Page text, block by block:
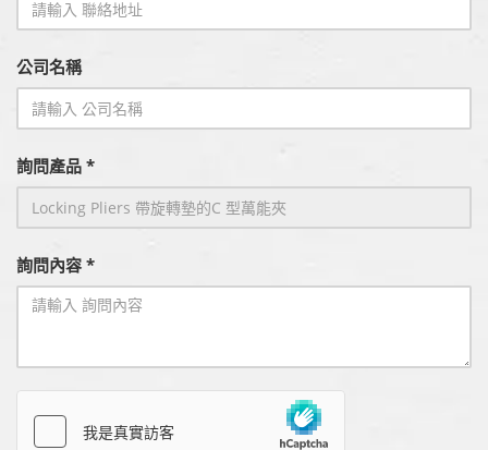
公司名稱
詢問產品 *
詢問內容 *